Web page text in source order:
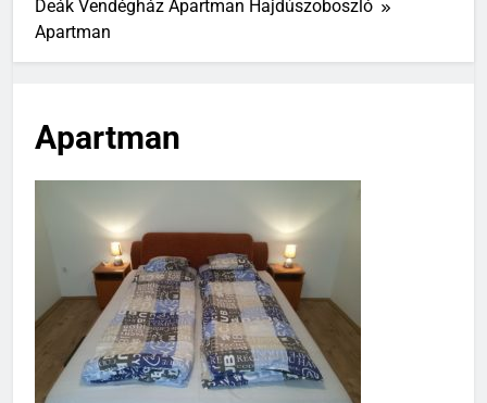
Deák Vendégház Apartman Hajdúszoboszló
Apartman
Apartman